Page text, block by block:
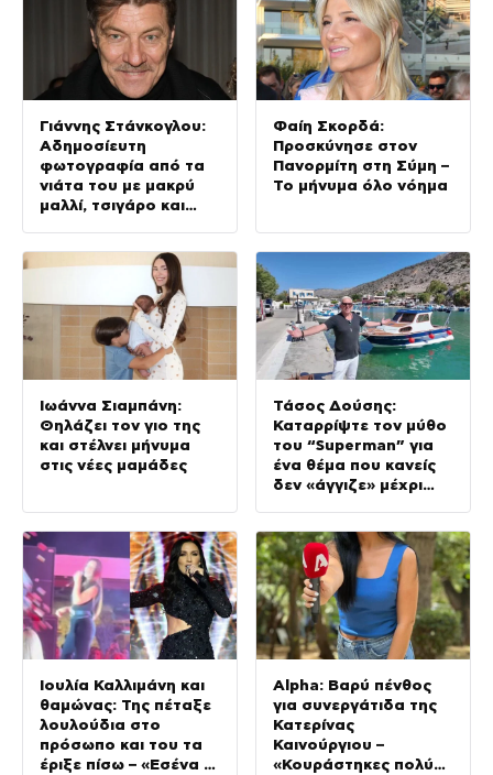
Γιάννης Στάνκογλου:
Αδημοσίευτη
φωτογραφία από τα
νιάτα του με μακρύ
μαλλί, τσιγάρο και
Φαίη Σκορδά:
Προσκύνησε στον
Πανορμίτη στη Σύμη –
Το μήνυμα όλο νόημα
Ιωάννα Σιαμπάνη:
Θηλάζει τον γιο της
και στέλνει μήνυμα
στις νέες μαμάδες
Τάσος Δούσης:
Καταρρίψτε τον μύθο
του “Superman” για
ένα θέμα που κανείς
δεν «άγγιζε» μέχρι
Ιουλία Καλλιμάνη και
θαμώνας: Της πέταξε
λουλούδια στο
πρόσωπο και του τα
έριξε πίσω – «Εσένα σ’
Alpha: Βαρύ πένθος
για συνεργάτιδα της
Κατερίνας
Καινούργιου –
«Κουράστηκες πολύ…